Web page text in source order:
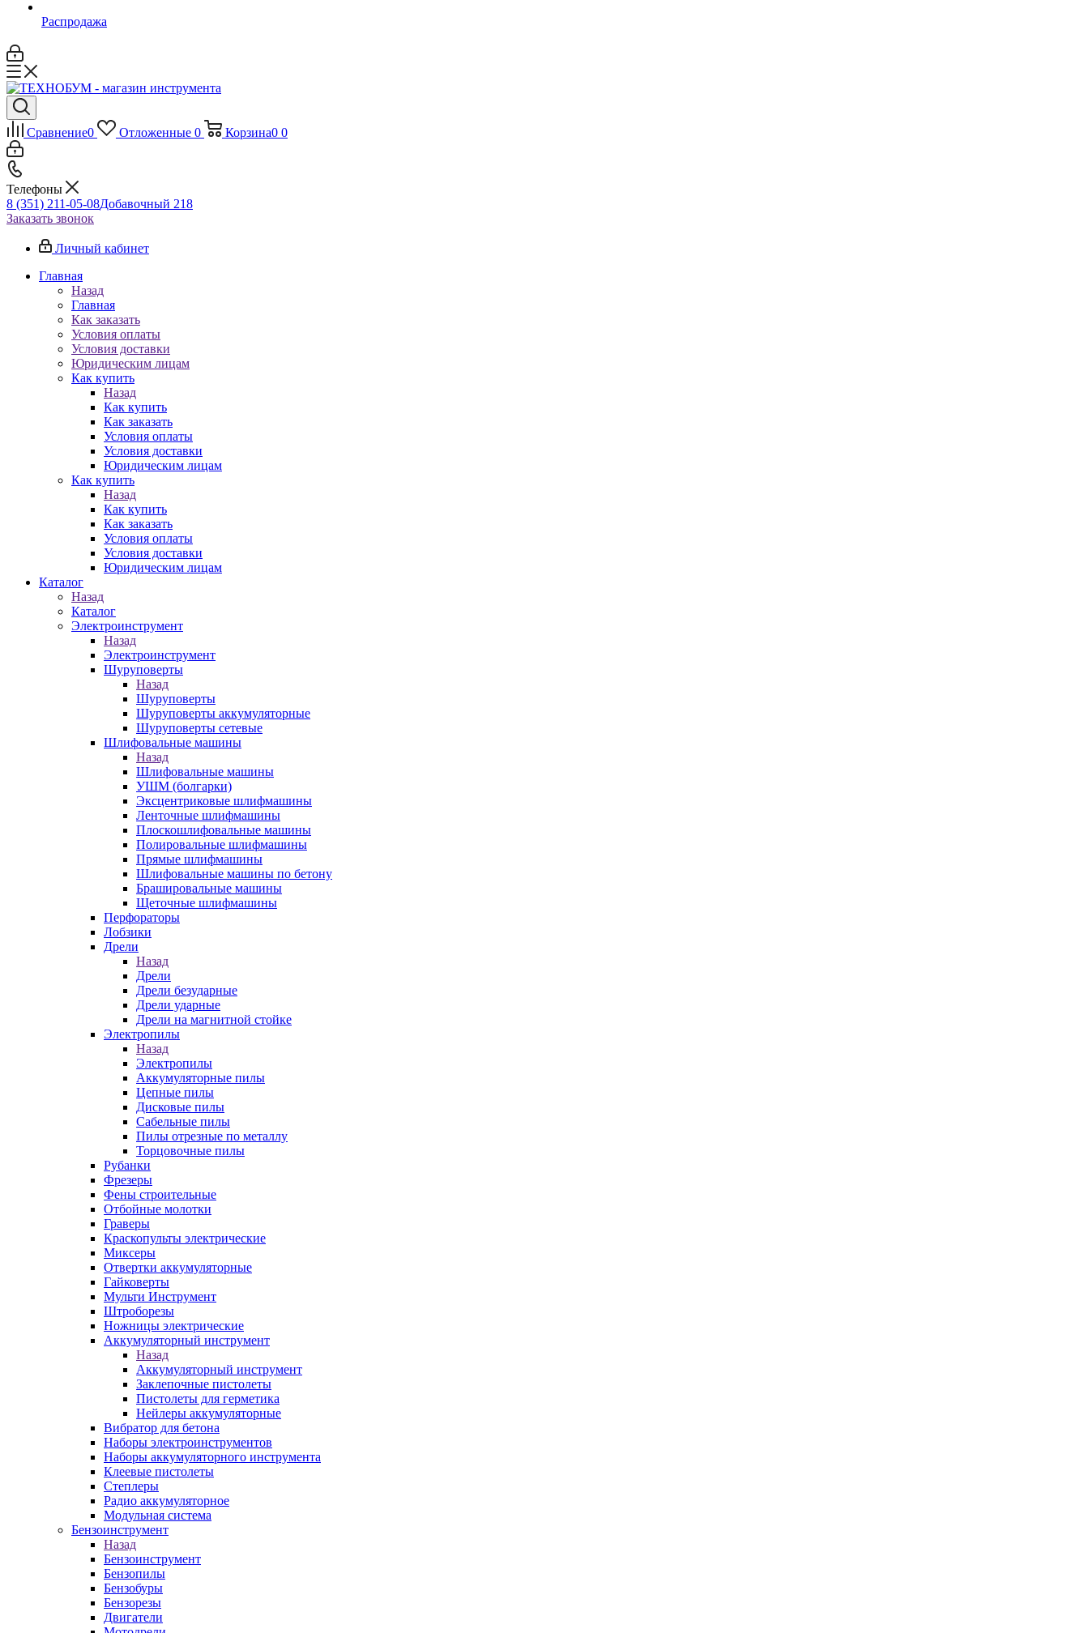
Распродажа
Сравнение0 Отложенные 0 Корзина0 0
Телефоны
8 (351) 211-05-08Добавочный 218
Заказать звонок
Личный кабинет
Главная
Назад
Главная
Как заказать
Условия оплаты
Условия доставки
Юридическим лицам
Как купить
Назад
Как купить
Как заказать
Условия оплаты
Условия доставки
Юридическим лицам
Как купить
Назад
Как купить
Как заказать
Условия оплаты
Условия доставки
Юридическим лицам
Каталог
Назад
Каталог
Электроинструмент
Назад
Электроинструмент
Шуруповерты
Назад
Шуруповерты
Шуруповерты аккумуляторные
Шуруповерты сетевые
Шлифовальные машины
Назад
Шлифовальные машины
УШМ (болгарки)
Эксцентриковые шлифмашины
Ленточные шлифмашины
Плоскошлифовальные машины
Полировальные шлифмашины
Прямые шлифмашины
Шлифовальные машины по бетону
Брашировальные машины
Щеточные шлифмашины
Перфораторы
Лобзики
Дрели
Назад
Дрели
Дрели безударные
Дрели ударные
Дрели на магнитной стойке
Электропилы
Назад
Электропилы
Аккумуляторные пилы
Цепные пилы
Дисковые пилы
Сабельные пилы
Пилы отрезные по металлу
Торцовочные пилы
Рубанки
Фрезеры
Фены строительные
Отбойные молотки
Граверы
Краскопульты электрические
Миксеры
Отвертки аккумуляторные
Гайковерты
Мульти Инструмент
Штроборезы
Ножницы электрические
Аккумуляторный инструмент
Назад
Аккумуляторный инструмент
Заклепочные пистолеты
Пистолеты для герметика
Нейлеры аккумуляторные
Вибратор для бетона
Наборы электроинструментов
Наборы аккумуляторного инструмента
Клеевые пистолеты
Степлеры
Радио аккумуляторное
Модульная система
Бензоинструмент
Назад
Бензоинструмент
Бензопилы
Бензобуры
Бензорезы
Двигатели